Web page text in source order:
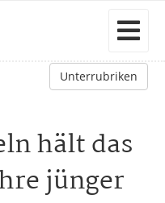
Unterrubriken
hält das
jünger